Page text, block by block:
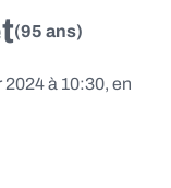
(95 ans)
à 10:30, en